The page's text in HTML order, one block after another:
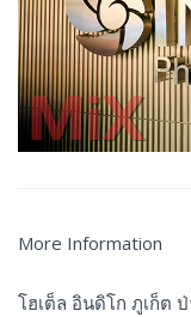
More Information
โฮเต็ล อินดิโก ภูเก็ต